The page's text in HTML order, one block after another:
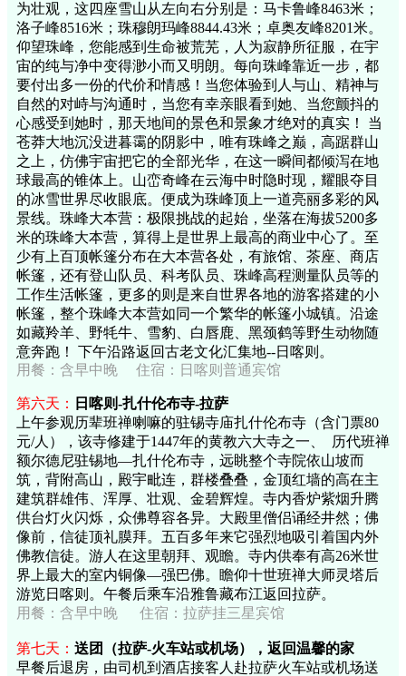
为壮观，这四座雪山从左向右分别是：马卡鲁峰8463米；
洛子峰8516米；珠穆朗玛峰8844.43米；卓奥友峰8201米。
仰望珠峰，您能感到生命被荒芜，人为寂静所征服，在宇
宙的纯与净中变得渺小而又明朗。每向珠峰靠近一步，都
要付出多一份的代价和情感！当您体验到人与山、精神与
自然的对峙与沟通时，当您有幸亲眼看到她、当您颤抖的
心感受到她时，那天地间的景色和景象才绝对的真实！ 当
苍莽大地沉没进暮霭的阴影中，唯有珠峰之巅，高踞群山
之上，仿佛宇宙把它的全部光华，在这一瞬间都倾泻在地
球最高的锥体上。山峦奇峰在云海中时隐时现，耀眼夺目
的冰雪世界尽收眼底。便成为珠峰顶上一道亮丽多彩的风
景线。珠峰大本营：极限挑战的起始，坐落在海拔5200多
米的珠峰大本营，算得上是世界上最高的商业中心了。至
少有上百顶帐篷分布在大本营各处，有旅馆、茶座、商店
帐篷，还有登山队员、科考队员、珠峰高程测量队员等的
工作生活帐篷，更多的则是来自世界各地的游客搭建的小
帐篷，整个珠峰大本营如同一个繁华的帐篷小城镇。沿途
如藏羚羊、野牦牛、雪豹、白唇鹿、黑颈鹤等野生动物随
意奔跑！ 下午沿路返回古老文化汇集地--日喀则。
用餐：含早中晚 住宿：日喀则普通宾馆
第六天：
日喀则-扎什伦布寺-拉萨
上午参观历辈班禅喇嘛的驻锡寺庙扎什伦布寺（含门票80
元/人），该寺修建于1447年的黄教六大寺之一、 历代班禅
额尔德尼驻锡地—扎什伦布寺，远眺整个寺院依山坡而
筑，背附高山，殿宇毗连，群楼叠叠，金顶红墙的高在主
建筑群雄伟、浑厚、壮观、金碧辉煌。寺内香炉紫烟升腾
供台灯火闪烁，众佛尊容各异。大殿里僧侣诵经井然；佛
像前，信徒顶礼膜拜。五百多年来它强烈地吸引着国内外
佛教信徒。游人在这里朝拜、观瞻。寺内供奉有高26米世
界上最大的室内铜像—强巴佛。瞻仰十世班禅大师灵塔后
游览日喀则。午餐后乘车沿雅鲁藏布江返回拉萨。
用餐： 含早中晚 住宿：拉萨挂三星宾馆
第七天： 送团（拉萨-火车站或机场），返回温馨的家
早餐后退房，由司机到酒店接客人赴拉萨火车站或机场送